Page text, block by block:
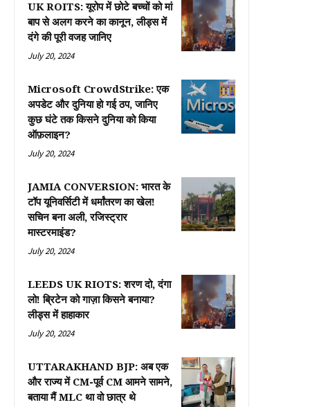
UK ROITS: यूरोप में छोटे बच्चों को मां
बाप से अलग करने का कानून, लीड्स में
दंगे की पूरी वजह जानिए
July 20, 2024
Microsoft CrowdStrike: एक
अपडेट और दुनिया हो गई ठप, जानिए
कुछ घंटे तक किसने दुनिया को किया
ऑफ़लाइन?
July 20, 2024
JAMIA CONVERSION: भारत के
टॉप यूनिवर्सिटी में धर्मांतरण का खेल!
सचिन बना अली, रजिस्ट्रार
मास्टरमाइंड?
July 20, 2024
LEEDS UK RIOTS: शरण दो, दंगा
लो! ब्रिटेन को गाज़ा किसने बनाया?
लीड्स में हाहाकार
July 20, 2024
UTTARAKHAND BJP: अब एक
और राज्य में CM-पूर्व CM आमने सामने,
बताया मैं MLC था वो छात्र थे